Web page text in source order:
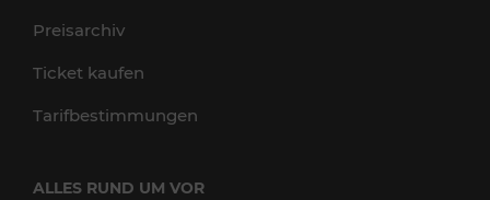
Preisarchiv
Ticket kaufen
Tarifbestimmungen
ALLES RUND UM VOR